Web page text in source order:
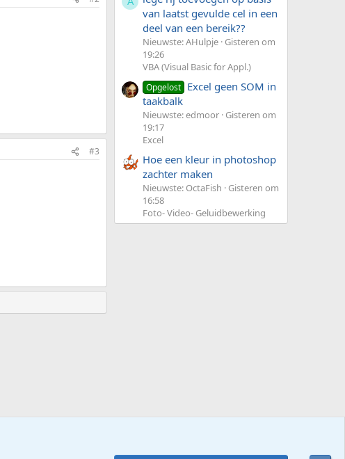
#3
van laatst gevulde cel in een
deel van een bereik??
Nieuwste: AHulpje Gisteren om
19:26
VBA (Visual Basic for Appl.)
Opgelost Excel geen SOM in
taakbalk
Nieuwste: edmoor Gisteren om
19:17
Excel
Hoe een kleur in photoshop
zachter maken
Nieuwste: OctaFish
Gisteren om
16:58
Foto- Video- Geluidbewerking